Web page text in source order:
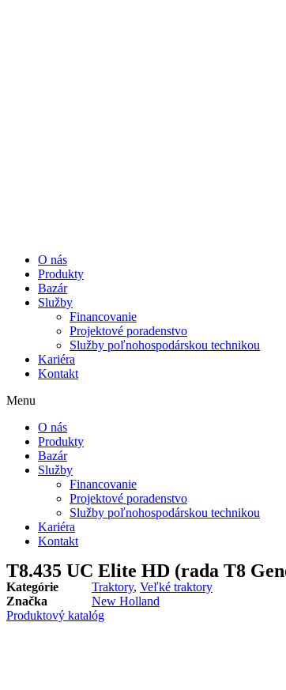
O nás
Produkty
Bazár
Služby
Financovanie
Projektové poradenstvo
Služby poľnohospodárskou technikou
Kariéra
Kontakt
Menu
O nás
Produkty
Bazár
Služby
Financovanie
Projektové poradenstvo
Služby poľnohospodárskou technikou
Kariéra
Kontakt
T8.435 UC Elite HD (rada T8
Kategórie Traktory, Veľké traktory
Značka
New Holland
Produktový katalóg